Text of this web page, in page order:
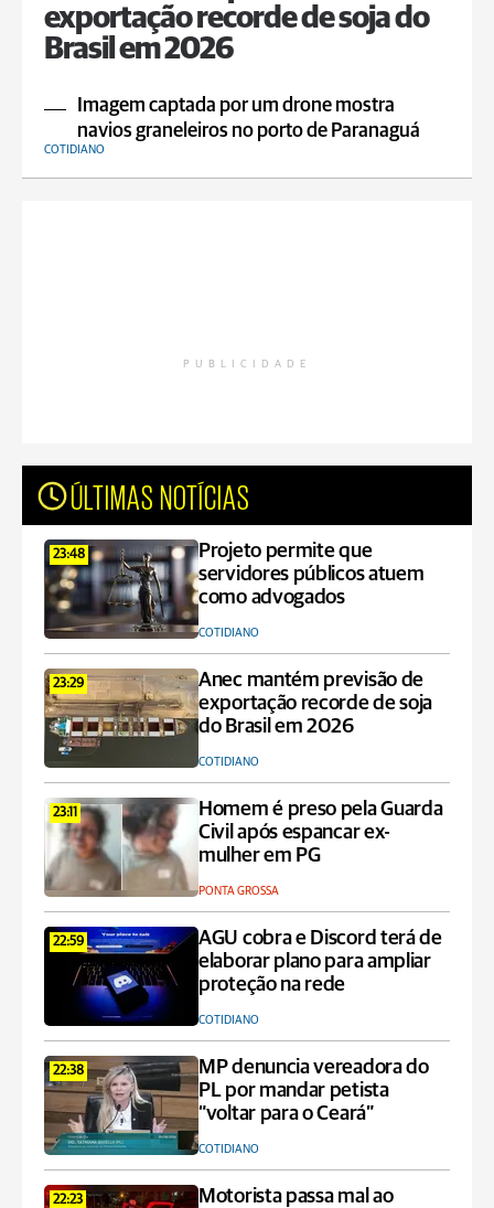
exportação recorde de soja do
Brasil em 2026
Imagem captada por um drone mostra
navios graneleiros no porto de Paranaguá
COTIDIANO
PUBLICIDADE
ÚLTIMAS NOTÍCIAS
23:48
Projeto permite que
servidores públicos atuem
como advogados
COTIDIANO
23:29
Anec mantém previsão de
exportação recorde de soja
do Brasil em 2026
COTIDIANO
23:11
Homem é preso pela Guarda
Civil após espancar ex-
mulher em PG
PONTA GROSSA
22:59
AGU cobra e Discord terá de
elaborar plano para ampliar
proteção na rede
COTIDIANO
22:38
MP denuncia vereadora do
PL por mandar petista
“voltar para o Ceará”
COTIDIANO
22:23
Motorista passa mal ao